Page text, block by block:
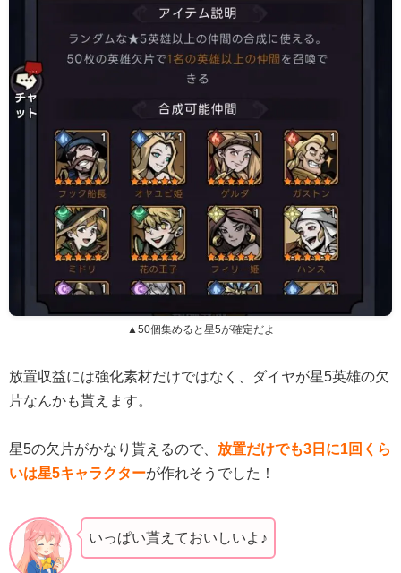
▲50個集めると星5が確定だよ
放置収益には強化素材だけではなく、ダイヤが星5英雄の欠
片なんかも貰えます。
星5の欠片がかなり貰えるので、 放置だけでも3日に1回くら
いは星5キャラクターが作れそうでした！
いっぱい貰えておいしいよ♪